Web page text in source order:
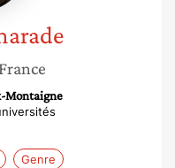
Montaigne
Genre